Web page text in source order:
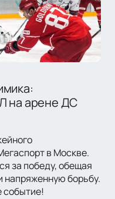
на арене ДС
в Москве.
за победу, обещая
борьбу.
событие!